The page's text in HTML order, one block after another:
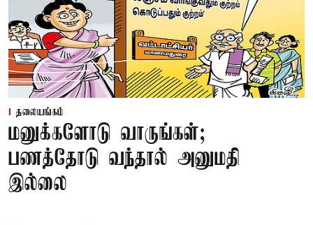
தலையங்கம்
மனுக்களோடு வாருங்கள்;
பணத்தோடு வந்தால் அனுமதி
இல்லை